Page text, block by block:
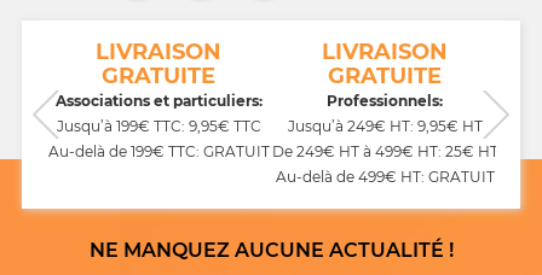
LIVRAISON
GRATUITE
Associations et particuliers:
Jusqu’à 199€ TTC: 9,95€ TTC
Au-delà de 199€ TTC: GRATUIT
LIVRAISON
GRATUITE
Professionnels:
Jusqu’à 249€ HT: 9,95€ HT
De 249€ HT à 499€ HT: 25€ HT
Au-delà de 499€ HT: GRATUIT
NE MANQUEZ AUCUNE ACTUALITÉ !